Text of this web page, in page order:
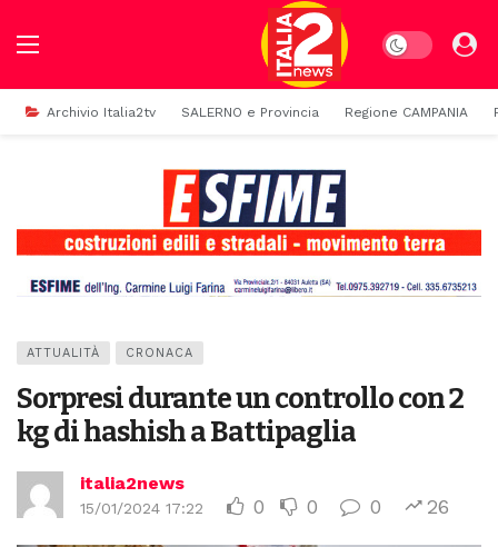
Dark mode
Archivio Italia2tv SALERNO e Provincia Regione CAMPANIA
ATTUALITÀ CRONACA
Sorpresi durante un controllo con 2
kg di hashish a Battipaglia
italia2news
15/01/2024 17:22 0 0 0 26